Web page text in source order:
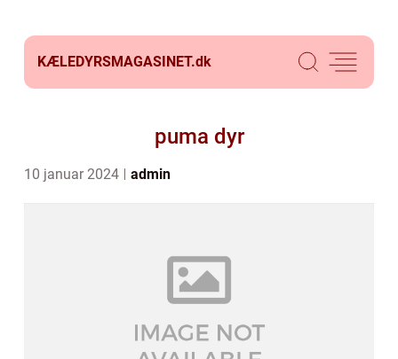
KÆLEDYRSMAGASINET.dk
puma dyr
10 januar 2024 admin